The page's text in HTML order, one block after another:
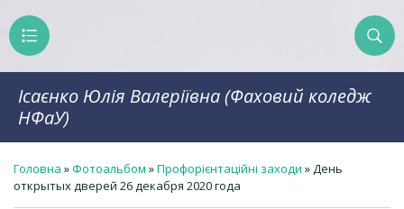
Ісаєнко Юлія Валеріївна (Фаховий коледж
НФаУ)
Головна »Фотоальбом »Профорієнтаційні заходи » День
открытых дверей 26 декабря 2020 года